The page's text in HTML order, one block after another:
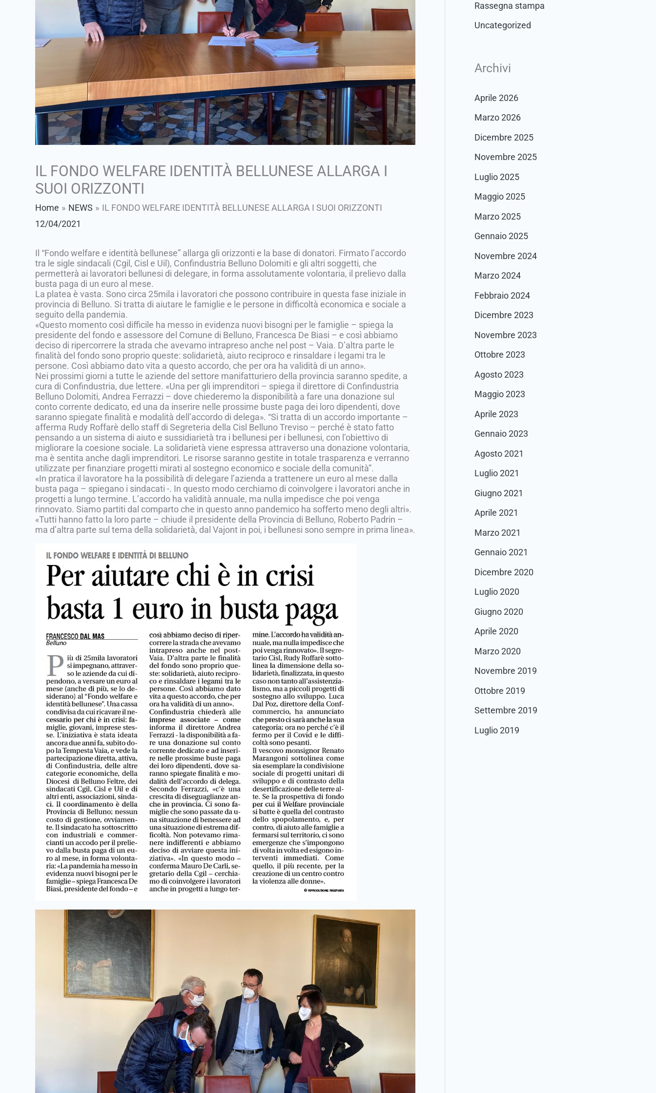
IL FONDO WELFARE IDENTITÀ BELLUNESE ALLARGA I
SUOI ORIZZONTI
Home NEWS
IL FONDO WELFARE IDENTITÀ BELLUNESE ALLARGA I SUOI ORIZZONTI
12/04/2021
Il “Fondo welfare e identità bellunese” allarga gli orizzonti e la base di donatori. Firmato l’accordo
tra le sigle sindacali (Cgil, Cisl e Uil), Confindustria Belluno Dolomiti e gli altri soggetti, che
permetterà ai lavoratori bellunesi di delegare, in forma assolutamente volontaria, il prelievo dalla
busta paga di un euro al mese.
La platea è vasta. Sono circa 25mila i lavoratori che possono contribuire in questa fase iniziale in
provincia di Belluno. Si tratta di aiutare le famiglie e le persone in difficoltà economica e sociale a
seguito della pandemia.
«Questo momento così difficile ha messo in evidenza nuovi bisogni per le famiglie – spiega la
presidente del fondo e assessore del Comune di Belluno, Francesca De Biasi – e così abbiamo
deciso di ripercorrere la strada che avevamo intrapreso anche nel post – Vaia. D’altra parte le
finalità del fondo sono proprio queste: solidarietà, aiuto reciproco e rinsaldare i legami tra le
persone. Così abbiamo dato vita a questo accordo, che per ora ha validità di un anno».
Nei prossimi giorni a tutte le aziende del settore manifatturiero della provincia saranno spedite, a
cura di Confindustria, due lettere. «Una per gli imprenditori – spiega il direttore di Confindustria
Belluno Dolomiti, Andrea Ferrazzi – dove chiederemo la disponibilità a fare una donazione sul
conto corrente dedicato, ed una da inserire nelle prossime buste paga dei loro dipendenti, dove
saranno spiegate finalità e modalità dell’accordo di delega». “Si tratta di un accordo importante –
afferma Rudy Roffarè dello staff di Segreteria della Cisl Belluno Treviso – perché è stato fatto
pensando a un sistema di aiuto e sussidiarietà tra i bellunesi per i bellunesi, con l’obiettivo di
migliorare la coesione sociale. La solidarietà viene espressa attraverso una donazione volontaria,
ma è sentita anche dagli imprenditori. Le risorse saranno gestite in totale trasparenza e verranno
utilizzate per finanziare progetti mirati al sostegno economico e sociale della comunità”.
«In pratica il lavoratore ha la possibilità di delegare l’azienda a trattenere un euro al mese dalla
busta paga – spiegano i sindacati -. In questo modo cerchiamo di coinvolgere i lavoratori anche in
progetti a lungo termine. L’accordo ha validità annuale, ma nulla impedisce che poi venga
rinnovato. Siamo partiti dal comparto che in questo anno pandemico ha sofferto meno degli altri».
«Tutti hanno fatto la loro parte – chiude il presidente della Provincia di Belluno, Roberto Padrin –
ma d’altra parte sul tema della solidarietà, dal Vajont in poi, i bellunesi sono sempre in prima linea».
Rassegna stampa
Uncategorized
Archivi
Aprile 2026
Marzo 2026
Dicembre 2025
Novembre 2025
Luglio 2025
Maggio 2025
Marzo 2025
Gennaio 2025
Novembre 2024
Marzo 2024
Febbraio 2024
Dicembre 2023
Novembre 2023
Ottobre 2023
Agosto 2023
Maggio 2023
Aprile 2023
Gennaio 2023
Agosto 2021
Luglio 2021
Giugno 2021
Aprile 2021
Marzo 2021
Gennaio 2021
Dicembre 2020
Luglio 2020
Giugno 2020
Aprile 2020
Marzo 2020
Novembre 2019
Ottobre 2019
Settembre 2019
Luglio 2019